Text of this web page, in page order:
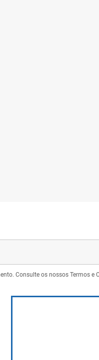
Consulte os nossos Termos e